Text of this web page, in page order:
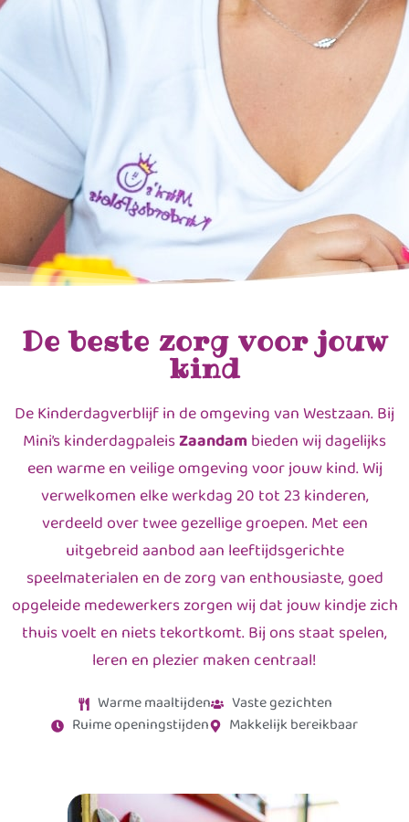
De beste zorg voor jouw
kind
De Kinderdagverblijf in de omgeving van Westzaan. Bij
Mini’s kinderdagpaleisZaandam bieden wij dagelijks
een warme en veilige omgeving voor jouw kind. Wij
verwelkomen elke werkdag 20 tot 23 kinderen,
verdeeld over twee gezellige groepen. Met een
uitgebreid aanbod aan leeftijdsgerichte
speelmaterialen en de zorg van enthousiaste, goed
opgeleide medewerkers zorgen wij dat jouw kindje zich
thuis voelt en niets tekortkomt. Bij ons staat spelen,
leren en plezier maken centraal!
Warme maaltijden
Vaste gezichten
Ruime openingstijden
Makkelijk bereikbaar